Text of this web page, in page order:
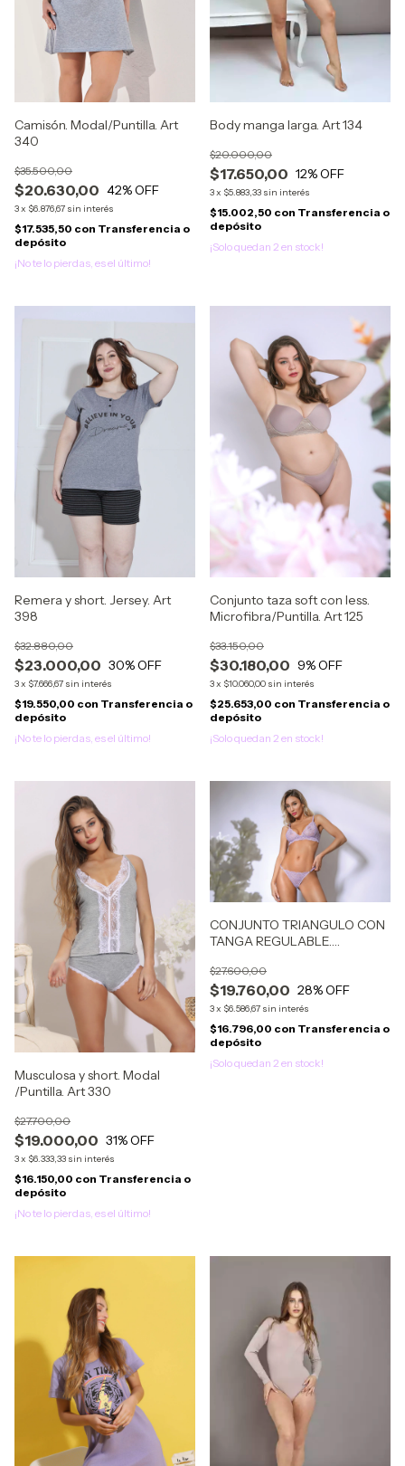
Camisón. Modal/Puntilla. Art
340
$20.630,00
$35.500,00
42% OFF
3x $6.876,67 sin interés
$17.535,50 con Transferencia o
depósito
¡No te lo pierdas, es el último!
Body manga larga. Art 134
$17.650,00
$20.000,00
12% OFF
3x $5.883,33 sin interés
$15.002,50 con Transferencia o
depósito
¡Solo quedan 2 en stock!
Remera y short. Jersey. Art
398
$23.000,00
$32.880,00
30% OFF
3x $7.666,67 sin interés
$19.550,00 con Transferencia o
depósito
¡No te lo pierdas, es el último!
Conjunto taza soft con less.
Microfibra/Puntilla. Art 125
$30.180,00
$33.150,00
9% OFF
3x $10.060,00 sin interés
$25.653,00 con Transferencia o
depósito
¡Solo quedan 2 en stock!
Musculosa y short. Modal
/Puntilla. Art 330
$19.000,00
$27.700,00
31% OFF
3x $6.333,33 sin interés
$16.150,00 con Transferencia o
depósito
¡No te lo pierdas, es el último!
CONJUNTO TRIANGULO CON
TANGA REGULABLE.
$19.760,00
$27.600,00
28% OFF
3x $6.586,67 sin interés
$16.796,00 con Transferencia o
depósito
¡Solo quedan 2 en stock!